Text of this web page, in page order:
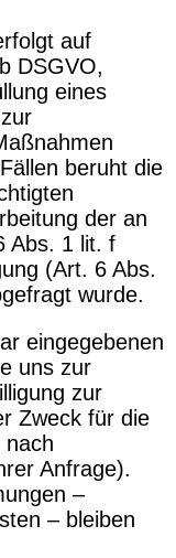
auf
DSGVO,
eines
beruht die
der an
Abs. 1 lit. f
(Art. 6 Abs.
wurde.
eingegebenen
uns zur
zur
Zweck für die
nach
Anfrage).
–
– bleiben